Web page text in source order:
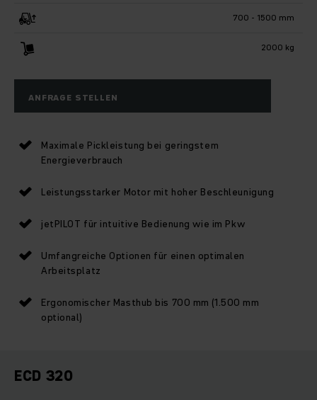
700 - 1500 mm
2000 kg
ANFRAGE STELLEN
Maximale Pickleistung bei geringstem
Energieverbrauch
Leistungsstarker Motor mit hoher Beschleunigung
jetPILOT für intuitive Bedienung wie im Pkw
Umfangreiche Optionen für einen optimalen
Arbeitsplatz
Ergonomischer Masthub bis 700 mm (1.500 mm
optional)
ECD 320